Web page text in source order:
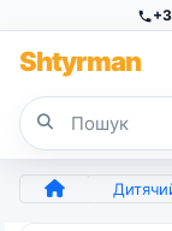
Shtyrman
Дитячий навчальний стільчик "Хочу все